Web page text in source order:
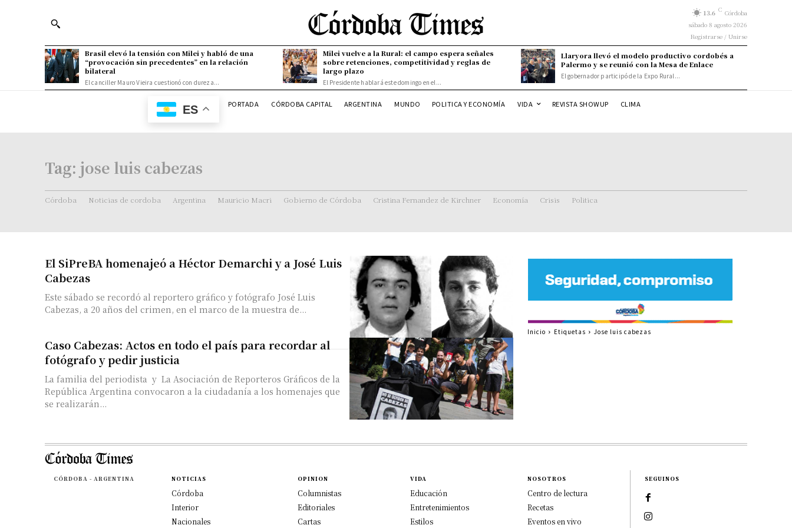
13.6 C Córdoba
sábado 8 agosto 2026
Registrarse / Unirse
Brasil elevó la tensión con Milei y habló de una
“provocación sin precedentes” en la relación
bilateral
El canciller Mauro Vieira cuestionó con dureza...
Milei vuelve a la Rural: el campo espera señales
sobre retenciones, competitividad y reglas de
largo plazo
El Presidente hablará este domingo en el...
Llaryora llevó el modelo productivo cordobés a
Palermo y se reunió con la Mesa de Enlace
El gobernador participó de la Expo Rural...
ES PORTADA CÓRDOBA CAPITAL ARGENTINA MUNDO POLITICA Y ECONOMÍA VIDA REVISTA SHOWUP CLIMA
Tag: jose luis cabezas
Córdoba Noticias de cordoba Argentina Mauricio Macri Gobierno de Córdoba Cristina Fernandez de Kirchner Economía Crisis Politica
El SiPreBA homenajeó a Héctor Demarchi y a José Luis
Cabezas
Este sábado se recordó al reportero gráfico y fotógrafo José Luis
Cabezas, a 20 años del crimen, en el marco de la muestra de...
Caso Cabezas: Actos en todo el país para recordar al
fotógrafo y pedir justicia
La familia del periodista y La Asociación de Reporteros Gráficos de la
República Argentina convocaron a la ciudadanía a los homenajes que
se realizarán...
Inicio Etiquetas Jose luis cabezas
CÓRDOBA - ARGENTINA NOTICIAS
Córdoba
Interior
Nacionales
OPINION
Columnistas
Editoriales
Cartas
VIDA
Educación
Entretenimientos
Estilos
NOSOTROS
Centro de lectura
Recetas
Eventos en vivo
SEGUINOS